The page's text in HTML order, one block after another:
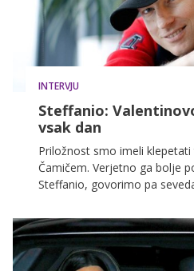
INTERVJU
Steffanio:
vsak dan
Priložnost smo imeli
Čamičem. Verjetno ga bolje
Steffanio, govorimo pa
pesmi na vsaki dobri zabavi